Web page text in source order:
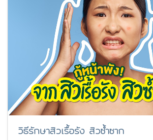
วิธีรักษาสิวเรื้อรัง สิวซ้ำซาก